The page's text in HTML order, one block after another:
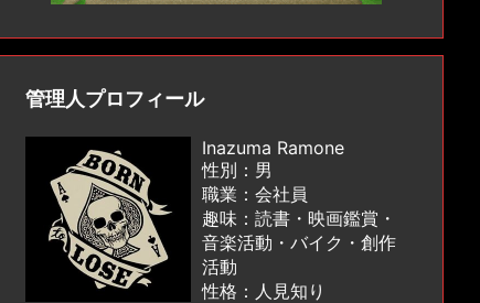
管理人プロフィール
Inazuma Ramone
性別：男
職業：会社員
趣味：読書・映画鑑賞・
音楽活動・バイク・創作
活動
性格：人見知り